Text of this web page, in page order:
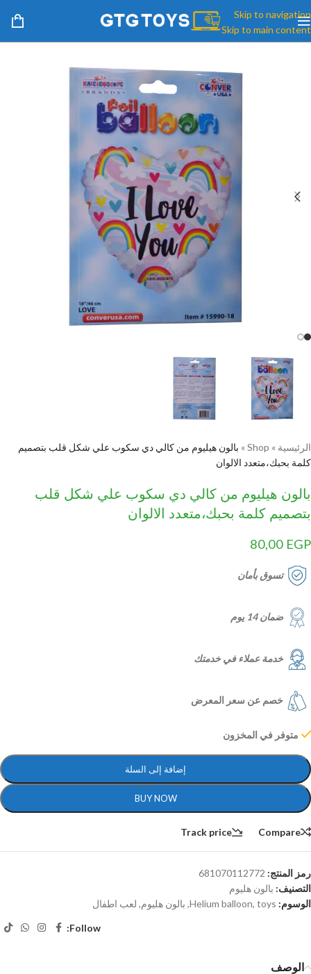
Skip to navigation
Skip to main content
الرئيسية »
Shop
» بالون هيليوم من كالي دي سكوب علي شكل قلب بتصميم
كلمة بحبك،متعدد الالوان
بالون هيليوم من كالي دي سكوب علي شكل قلب
بتصميم كلمة بحبك،متعدد الالوان
80,00 EGP
تسوق بأمان
ضمان 14 يوم
خدمة عملاء في خدمتك
خصم عن سعر المعرض
متوفر في المخزون
إضافة إلى السلة
BUY NOW
Compare
Track price
رمز المنتج: 681070112772
التصنيف: بالون هليوم
الوسوم:
Helium balloon, toys
, بالون هليوم, لعب اطفال
Follow:
الوصف